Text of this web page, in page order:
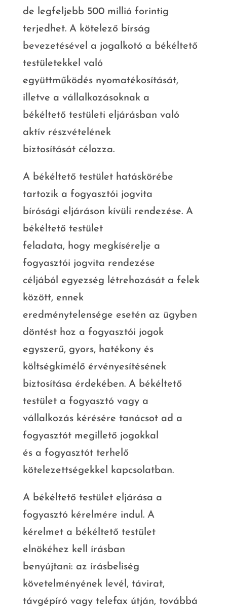
de legfeljebb 500 millió forintig
terjedhet. A kötelező bírság
bevezetésével a jogalkotó a békéltető
testületekkel való
együttműködés nyomatékosítását,
illetve a vállalkozásoknak a
békéltető testületi eljárásban való
aktív részvételének
biztosítását célozza.
A békéltető testület hatáskörébe
tartozik a fogyasztói jogvita
bírósági eljáráson kívüli rendezése. A
békéltető testület
feladata, hogy megkísérelje a
fogyasztói jogvita rendezése
céljából egyezség létrehozását a felek
között, ennek
eredménytelensége esetén az ügyben
döntést hoz a fogyasztói jogok
egyszerű, gyors, hatékony és
költségkímélő érvényesítésének
biztosítása érdekében. A békéltető
testület a fogyasztó vagy a
vállalkozás kérésére tanácsot ad a
fogyasztót megillető jogokkal
és a fogyasztót terhelő
kötelezettségekkel kapcsolatban.
A békéltető testület eljárása a
fogyasztó kérelmére indul. A
kérelmet a békéltető testület
elnökéhez kell írásban
benyújtani: az írásbeliség
követelményének levél, távirat,
távgépíró vagy telefax útján, továbbá